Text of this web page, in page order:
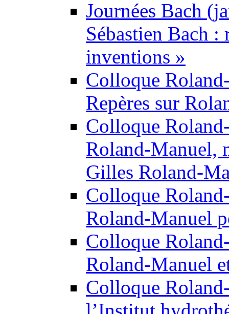
Journées Bach
Sébastien Bach :
inventions »
Colloque
Repères sur
Colloque
Roland-Manuel,
Gilles Roland-
Colloque
Roland-Manuel
Colloque
Roland-Manuel
Colloque